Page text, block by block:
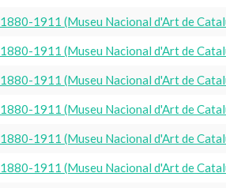
1911 (Museu Nacional d'Art de
1911 (Museu Nacional d'Art de
1911 (Museu Nacional d'Art de
1911 (Museu Nacional d'Art de
1911 (Museu Nacional d'Art de
1911 (Museu Nacional d'Art de